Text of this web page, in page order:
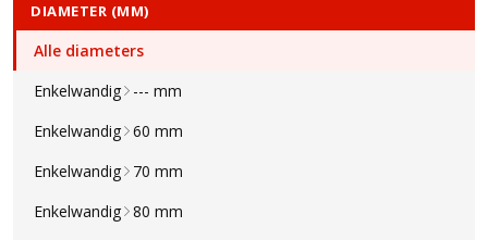
DIAMETER (MM)
Alle diameters
Enkelwandig
--- mm
Enkelwandig 60 mm
Enkelwandig
70 mm
Enkelwandig 80 mm